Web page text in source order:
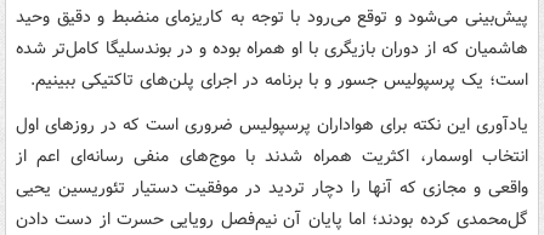
پیش‌بینی می‌شود و توقع می‌رود با توجه به کاریزمای منضبط و دقیق وحید
هاشمیان که از دوران بازیگری با او همراه بوده و در بوندسلیگا کامل‌تر شده
است؛ یک پرسپولیس جسور و با برنامه در اجرای پلن‌های تاکتیکی ببینیم.
یادآوری این نکته برای هواداران پرسپولیس ضروری است که در روزهای اول
انتخاب اوسمار، اکثریت همراه شدند با موج‌های منفی رسانه‌ای اعم از
واقعی و مجازی که آنها را دچار تردید در موفقیت دستیار تئوریسین یحیی
گل‌محمدی کرده بودند؛ اما پایان آن نیم‌فصل رویایی حسرت از دست دادن